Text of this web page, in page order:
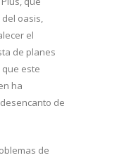
oasis,
el
de planes
que este
ha
de
de